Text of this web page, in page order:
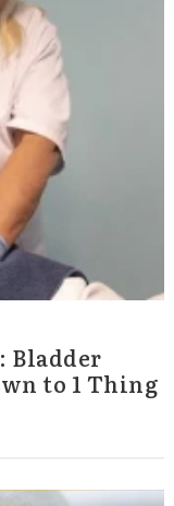
Bladder
to 1 Thing